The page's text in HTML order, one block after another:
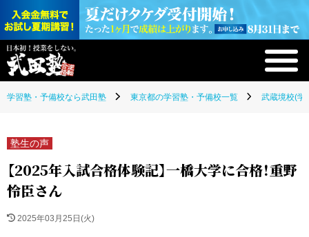
学習塾・予備校なら武田塾 東京都の学習塾・予備校一覧 武蔵境校(学
塾生の声
【2025年入試合格体験記】一橋大学に合格！重野
怜臣さん
2025年03月25日(火)